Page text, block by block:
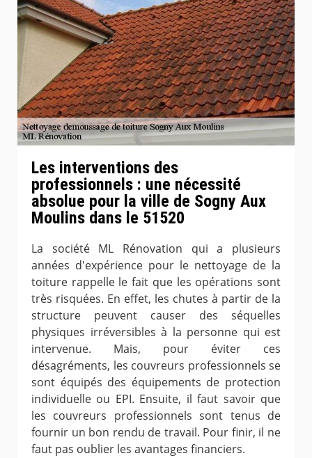
Les interventions des
professionnels : une nécessité
absolue pour la ville de Sogny Aux
Moulins dans le 51520
La société ML Rénovation qui a plusieurs
années d'expérience pour le nettoyage de la
toiture rappelle le fait que les opérations sont
très risquées. En effet, les chutes à partir de la
structure peuvent causer des séquelles
physiques irréversibles à la personne qui est
intervenue. Mais, pour éviter ces
désagréments, les couvreurs professionnels se
sont équipés des équipements de protection
individuelle ou EPI. Ensuite, il faut savoir que
les couvreurs professionnels sont tenus de
fournir un bon rendu de travail. Pour finir, il ne
faut pas oublier les avantages financiers.